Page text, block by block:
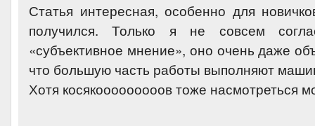
Статья интересная, особенно для
получился. Только я не совсем
«субъективное мнение», оно очень даже
что большую часть работы выполняют
Хотя косякооооооооов тоже насмотреться